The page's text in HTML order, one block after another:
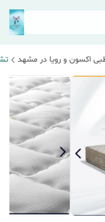
اکسون و رویا در مشهد